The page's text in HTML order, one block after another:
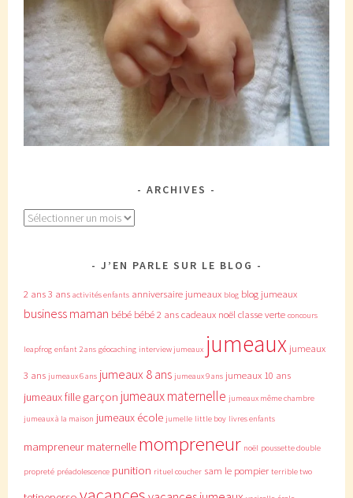
ARCHIVES
Archives
J’EN PARLE SUR LE BLOG
2 ans3 ans activités enfants anniversaire jumeaux blog blog jumeaux
business maman bébé bébé 2 anscadeaux noëlclasse verte concours
leapfrog enfant 2 ans géocaching interview jumeaux jumeaux jumeaux
3 ans jumeaux 6 ans jumeaux 8 ans jumeaux 9 ans jumeaux 10 ans
jumeaux fille garçon jumeaux maternelle jumeaux même chambre
jumeaux à la maison jumeaux école jumelle little boy livres enfants
mampreneur maternelle mompreneur noël poussette double
propreté préadolescence punition rituel coucher sam le pompier terrible two